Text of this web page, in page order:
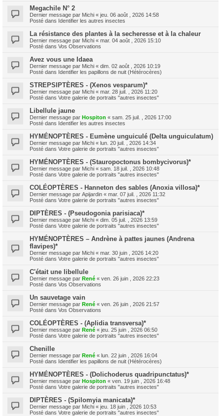
Megachile N° 2
Dernier message par Michi « jeu. 06 août , 2026 14:58
Posté dans Identifier les autres insectes
La résistance des plantes à la secheresse et à la chaleur
Dernier message par Michi « mar. 04 août , 2026 15:10
Posté dans Vos Observations
Avez vous une Idaea
Dernier message par Michi « dim. 02 août , 2026 10:19
Posté dans Identifier les papillons de nuit (Hétérocères)
STREPSIPTÈRES - (Xenos vesparum)*
Dernier message par Michi « mar. 28 juil. , 2026 11:20
Posté dans Votre galerie de portraits "autres insectes"
Libellule jaune
Dernier message par Hospiton « sam. 25 juil. , 2026 17:00
Posté dans Identifier les autres insectes
HYMÉNOPTÈRES - Eumène unguiculé (Delta unguiculatum)
Dernier message par Michi « lun. 20 juil. , 2026 14:34
Posté dans Votre galerie de portraits "autres insectes"
HYMÉNOPTÈRES - (Stauropoctonus bombycivorus)*
Dernier message par Michi « sam. 18 juil. , 2026 10:48
Posté dans Votre galerie de portraits "autres insectes"
COLÉOPTÈRES - Hanneton des sables (Anoxia villosa)*
Dernier message par Apijardin « mar. 07 juil. , 2026 11:32
Posté dans Votre galerie de portraits "autres insectes"
DIPTÈRES - (Pseudogonia parisiaca)*
Dernier message par Michi « dim. 05 juil. , 2026 13:59
Posté dans Votre galerie de portraits "autres insectes"
HYMÉNOPTÈRES – Andrène à pattes jaunes (Andrena
flavipes)*
Dernier message par Michi « mar. 30 juin , 2026 14:20
Posté dans Votre galerie de portraits "autres insectes"
C'était une libellule
Dernier message par René « ven. 26 juin , 2026 22:23
Posté dans Vos Observations
Un sauvetage vain
Dernier message par René « ven. 26 juin , 2026 21:57
Posté dans Vos Observations
COLÉOPTÈRES - (Aplidia transversa)*
Dernier message par René « jeu. 25 juin , 2026 06:50
Posté dans Votre galerie de portraits "autres insectes"
Chenille
Dernier message par René « lun. 22 juin , 2026 16:04
Posté dans Identifier les papillons de nuit (Hétérocères)
HYMÉNOPTÈRES - (Dolichoderus quadripunctatus)*
Dernier message par Hospiton « ven. 19 juin , 2026 16:48
Posté dans Votre galerie de portraits "autres insectes"
DIPTÈRES - (Spilomyia manicata)*
Dernier message par Michi « jeu. 18 juin , 2026 10:53
Posté dans Votre galerie de portraits "autres insectes"